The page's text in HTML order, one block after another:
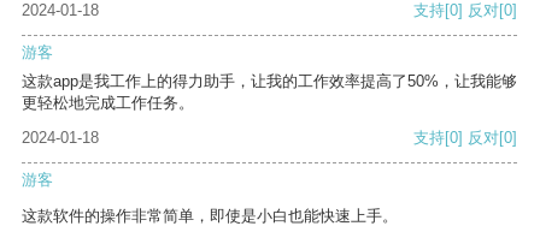
2024-01-18 支持[0] 反对[0]
游客
这款app是我工作上的得力助手，让我的工作效率提高了50%，让我能够
更轻松地完成工作任务。
2024-01-18
支持[0] 反对[0]
游客
这款软件的操作非常简单，即使是小白也能快速上手。